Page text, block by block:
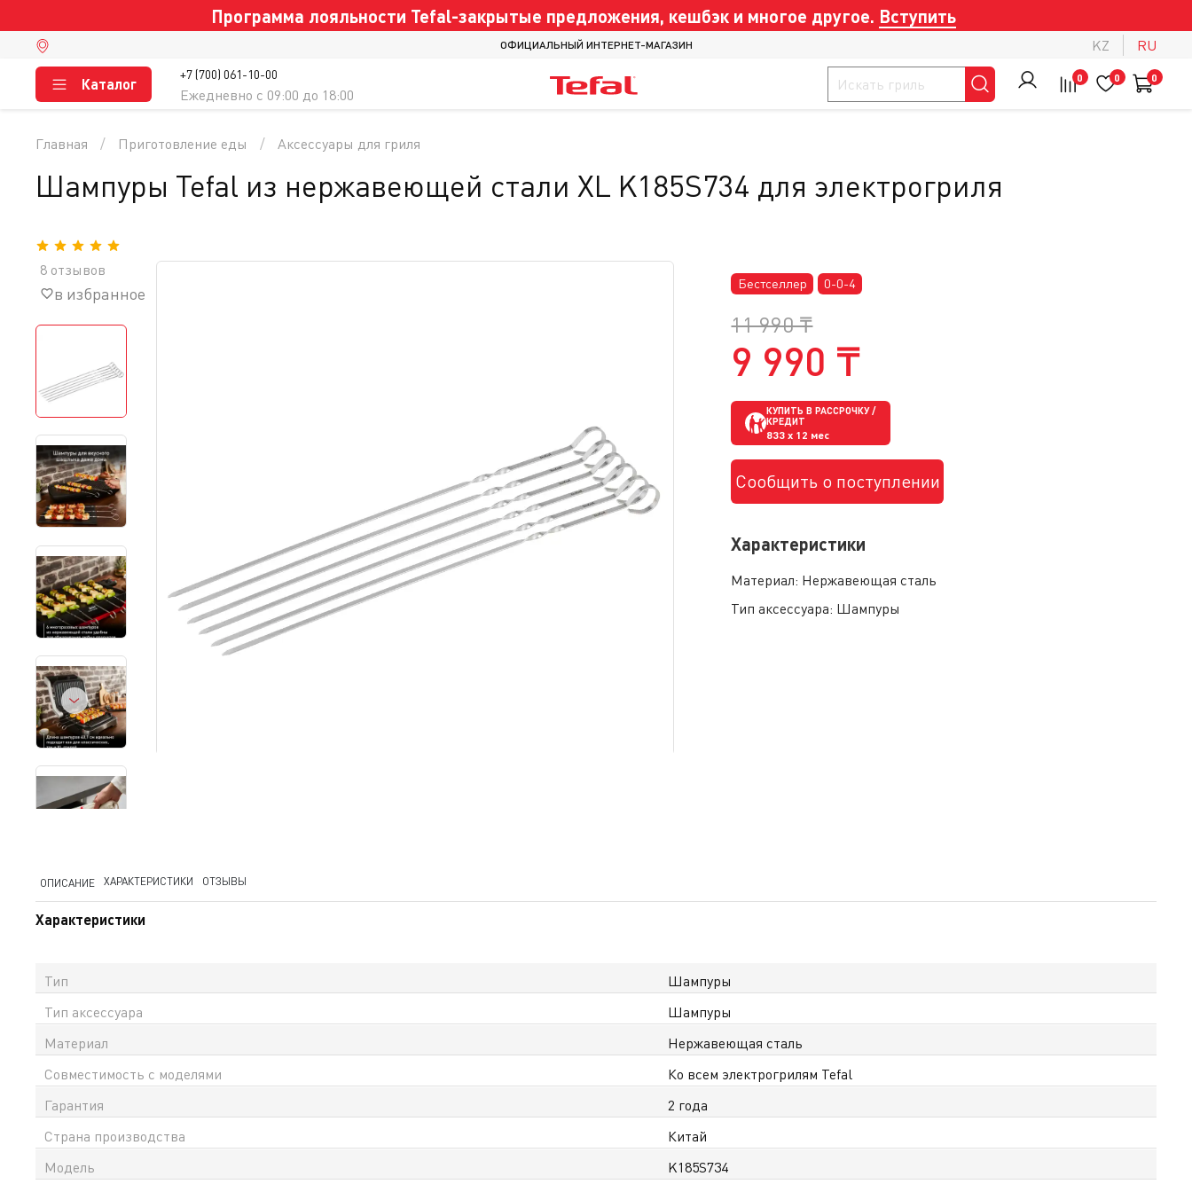
Программа лояльности Tefal-закрытые предложения, кешбэк и многое другое. Вступить
ОФИЦИАЛЬНЫЙ ИНТЕРНЕТ-МАГАЗИН KZ RU
+7 (700) 061-10-00
Ежедневно c 09:00 до 18:00
Каталог 0 0 0
Бестселлер 0-0-4
11 990 ₸
9 990 ₸
КУПИТЬ В РАССРОЧКУ /
КРЕДИТ
833 x 12 мес
Сообщить о поступлении
Характеристики
Материал: Нержавеющая сталь
Тип аксессуара: Шампуры
Главная Приготовление еды Аксессуары для гриля
Шампуры Tefal из нержавеющей стали XL K185S734 для электрогриля
8 отзывов
в избранное
ОПИСАНИЕ ХАРАКТЕРИСТИКИ ОТЗЫВЫ
Характеристики
Тип
Шампуры
Тип аксессуара
Шампуры
Материал
Нержавеющая сталь
Cовместимость с моделями
Ко всем электрогрилям Tefal
Гарантия
2 года
Страна производства
Китай
Модель
K185S734